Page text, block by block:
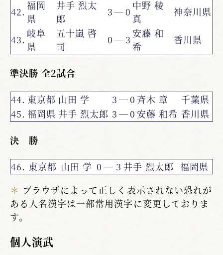
42. 福岡
県
井手 烈太
郎
3―0 中野 稜
真
神奈川県
43. 岐阜
県
五十嵐 啓
司
0―3 安藤 和
希
香川県
準決勝 全2試合
44. 東京都 山田 学 3―0 斉木 章
千葉県
45. 福岡県 井手 烈太郎 3―0 安藤 和希 香川県
決 勝
46. 東京都 山田 学 0 ― 3 井手 烈太郎 福岡県
＊ ブラウザによって正しく表示されない恐れが
ある人名漢字は一部常用漢字に変更しておりま
す。
個人演武